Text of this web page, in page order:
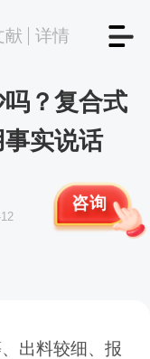
献 详情
？复合式
实说话
咨询
出料较细、报